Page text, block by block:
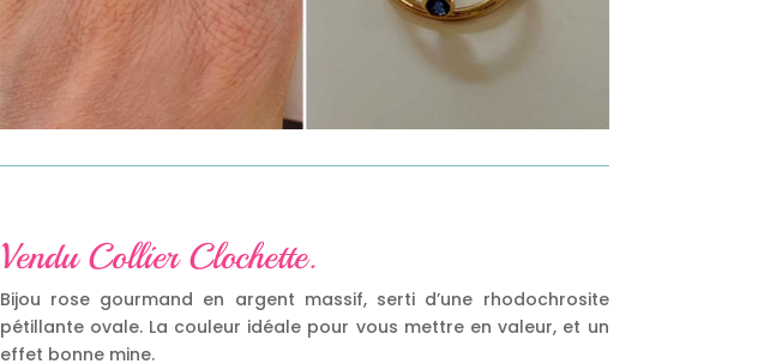
Vendu Collier Clochette.
Bijou rose gourmand en argent massif, serti d’une rhodochrosite
pétillante ovale. La couleur idéale pour vous mettre en valeur, et un
effet bonne mine.